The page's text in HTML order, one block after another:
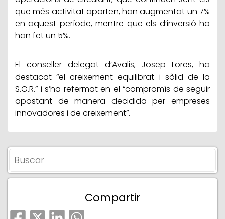
que més activitat aporten, han augmentat un 7%
en aquest període, mentre que els d’inversió ho
han fet un 5%.
El conseller delegat d’Avalis, Josep Lores, ha
destacat “el creixement equilibrat i sòlid de la
S.G.R.” i s’ha refermat en el “compromís de seguir
apostant de manera decidida per empreses
innovadores i de creixement”.
Compartir